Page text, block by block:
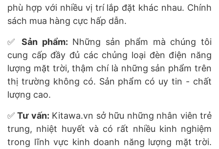
phù hợp với nhiều vị trí lắp đặt khác nhau. Chính
sách mua hàng cực hấp dẫn.
✅Sản phẩm: Những sản phẩm mà chúng tôi
cung cấp đầy đủ các chủng loại đèn điện năng
lượng mặt trời, thậm chí là những sản phẩm trên
thị trường không có. Sản phẩm có uy tin - chất
lượng cao.
✅ Tư vấn: Kitawa.vn sở hữu những nhân viên trẻ
trung, nhiệt huyết và có rất nhiều kinh nghiệm
trong lĩnh vực kinh doanh năng lượng mặt trời.